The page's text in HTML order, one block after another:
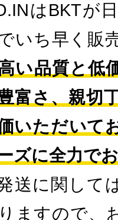
はBKTが
いち早く販
い品質と低
富さ、親切
いただいて
ズに全力で
送に関して
ますので、